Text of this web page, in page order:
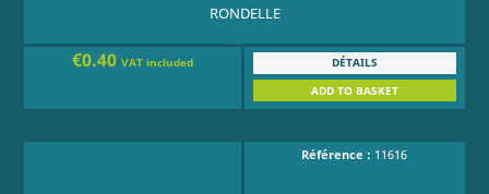
RONDELLE
€0.40VAT included
DÉTAILS
ADD TO BASKET
Référence : 11616